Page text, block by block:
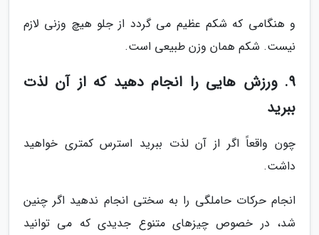
و هنگامی که شکم عظیم می گردد از جلو هیچ وزنی لازم
نیست. شکم همان وزن طبیعی است.
9. ورزش هایی را انجام دهید که از آن لذت
ببرید
چون واقعاً اگر از آن لذت ببرید استرس کمتری خواهید
داشت.
انجام حرکات حاملگی را به سختی انجام ندهید اگر چنین
شد، در خصوص چیزهای متنوع جدیدی که می توانید